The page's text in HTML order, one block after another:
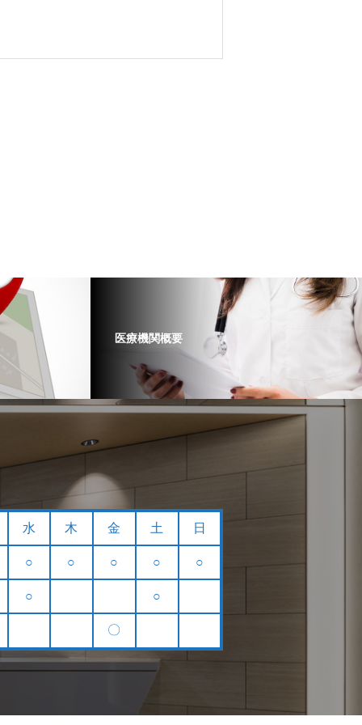
医療機関概要
水 木 金 土 日
○ ○ ○ ○ ○
○ ○
〇